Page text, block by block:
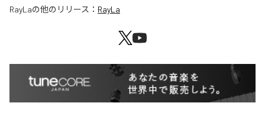
RayLaの他のリリース： RayLa